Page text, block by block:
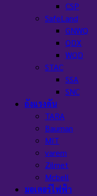
CSP
SafeLand
GNWQ
QDX
WQD
STAC
SSA
SNC
ถังแรงดัน
TARA
Bauman
MIT
varem
Zilmet
Mcbell
มอเตอร์ไฟฟ้า